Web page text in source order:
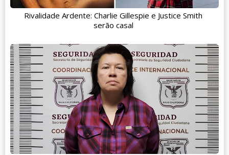
Rivalidade Ardente: Charlie Gillespie e Justice Smith
serão casal